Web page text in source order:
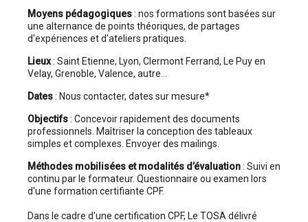
Moyens pédagogiques: nos formations sont basées sur
une alternance de points théoriques, de partages
d'expériences et d'ateliers pratiques.
Lieux: Saint Etienne, Lyon, Clermont Ferrand, Le Puy en
Velay, Grenoble, Valence, autre...
Dates: Nous contacter, dates sur mesure*
Objectifs: Concevoir rapidement des documents
professionnels. Maîtriser la conception des tableaux
simples et complexes. Envoyer des mailings.
Méthodes mobilisées et modalités d’évaluation: Suivi en
continu par le formateur. Questionnaire ou examen lors
d'une formation certifiante CPF.
Dans le cadre d'une certification CPF, Le TOSA délivré